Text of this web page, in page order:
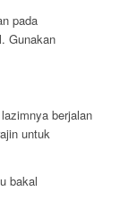
pada
Gunakan
berjalan
untuk
bakal